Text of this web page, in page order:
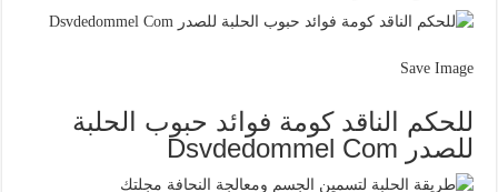
Save Image
للحكم الناقد كومة فوائد حبوب الحلبة
للصدر Dsvdedommel Com